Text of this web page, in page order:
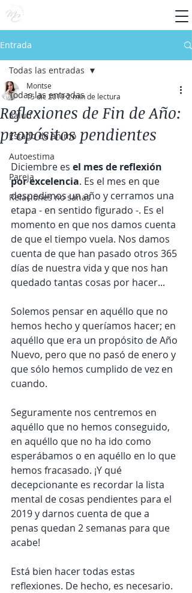
Entrada
Todas las entradas
Salud
Estado de ánimo
Autoestima
Pareja
Relaciones no sanas
Todas las entradas
Reflexiones de Fin de Año:
propósitos pendientes
Montse
15 dic 20192 min de lectura
Diciembre es el mes de reflexión
por excelencia. Es el mes en que
despedimos un año y cerramos una
etapa - en sentido figurado -. Es el
momento en que nos damos cuenta
de que el tiempo vuela. Nos damos
cuenta de que han pasado otros 365
días de nuestra vida y que nos han
quedado tantas cosas por hacer...
Solemos pensar en aquéllo que no
hemos hecho y queríamos hacer; en
aquéllo que era un propósito de Año
Nuevo, pero que no pasó de enero y
que sólo hemos cumplido de vez en
cuando.
Seguramente nos centremos en
aquéllo que no hemos conseguido,
en aquéllo que no ha ido como
esperábamos o en aquéllo en lo que
hemos fracasado. ¡Y qué
decepcionante es recordar la lista
mental de cosas pendientes para el
2019 y darnos cuenta de que a
penas quedan 2 semanas para que
acabe!
Está bien hacer todas estas
reflexiones. De hecho, es necesario.